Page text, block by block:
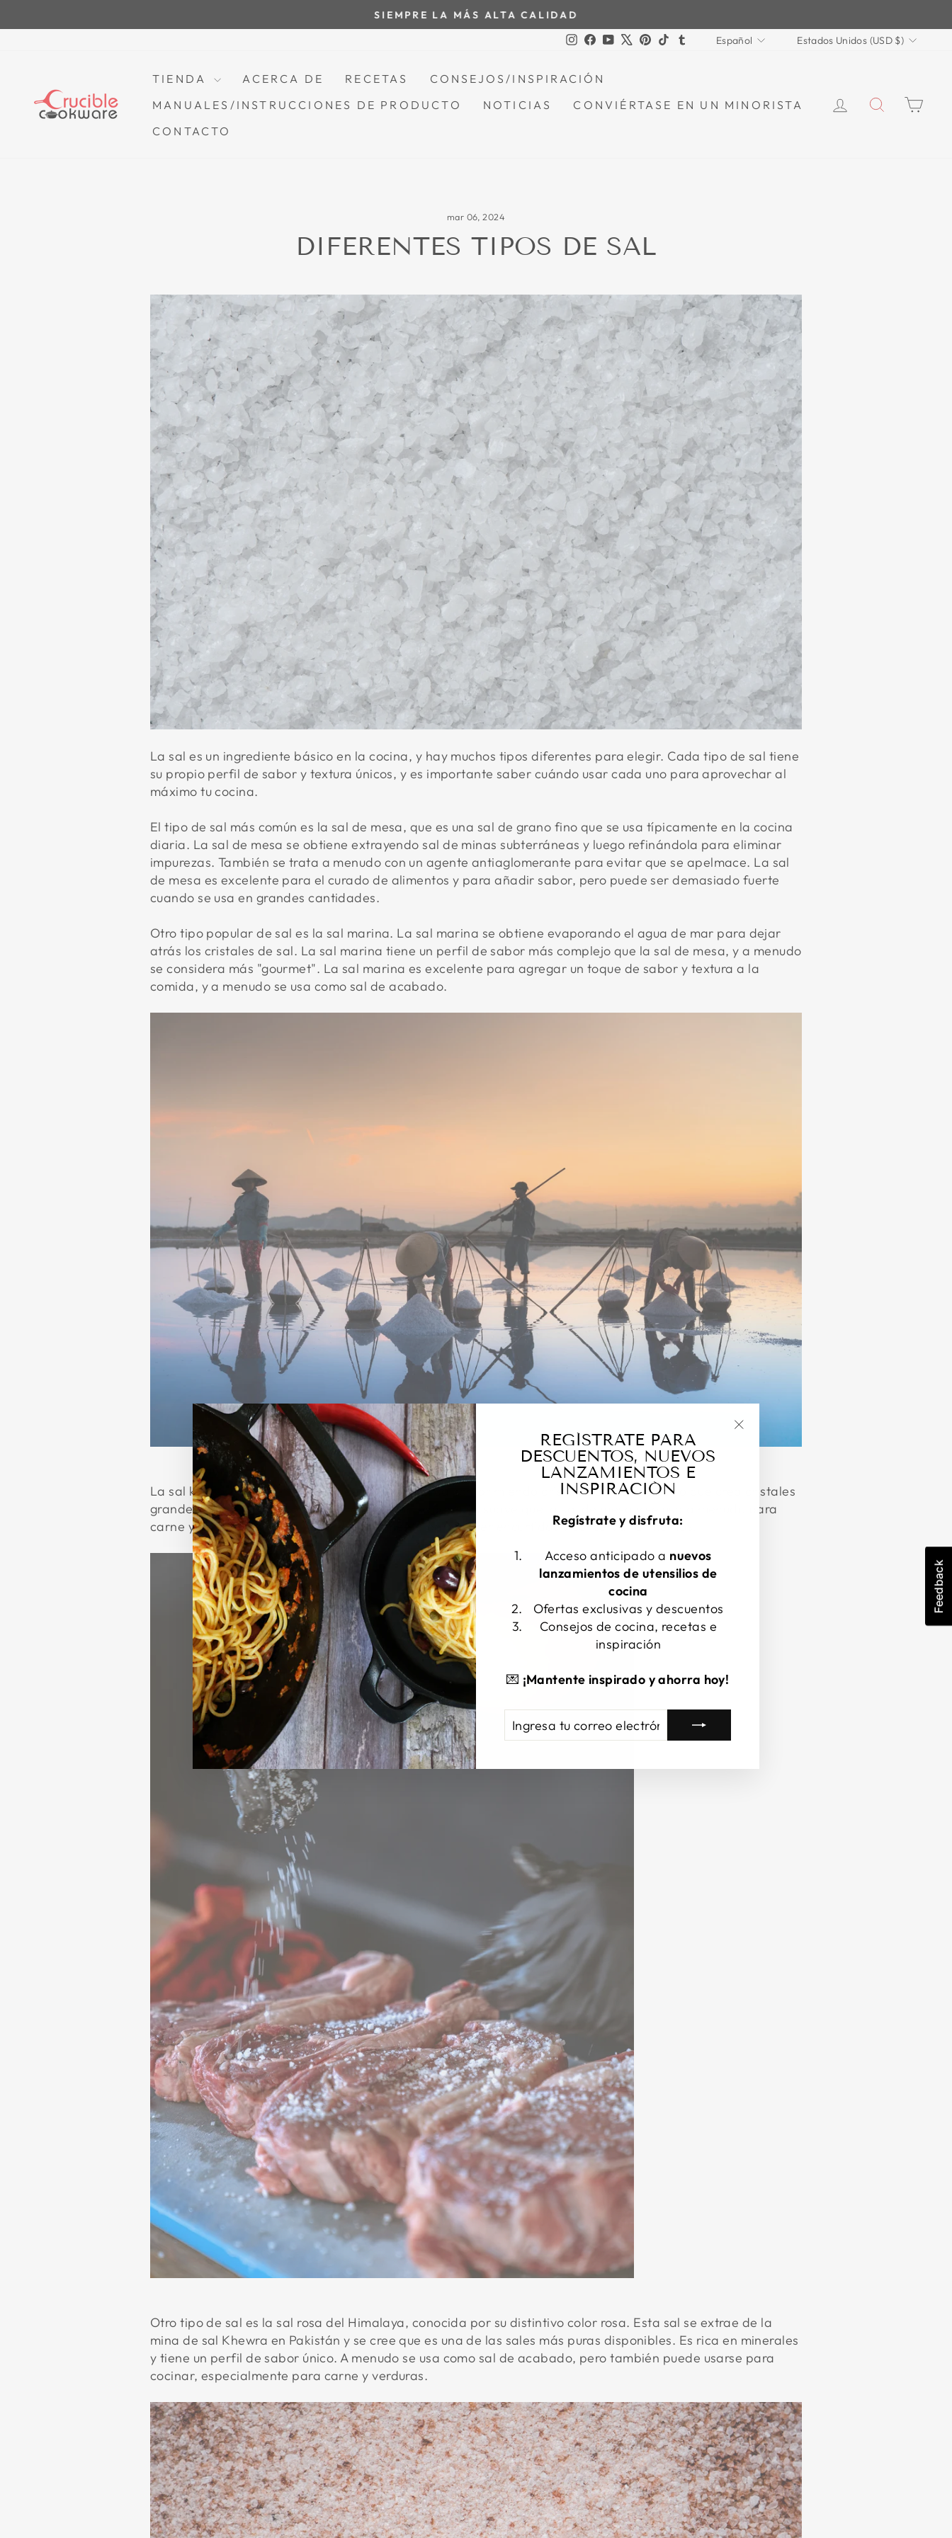
al
Pausar
diapositivas
SIEMPRE LA MÁS ALTA CALIDAD
Instagram
Facebook
YouTube
X Pinterest
TikTokTumblrIDIOMA
Español MONEDA
Estados Unidos (USD $)
TIENDA ACERCA DE RECETAS
CONSEJOS/INSPIRACIÓN
MANUALES/INSTRUCCIONES DE PRODUCTO
NOTICIAS
CONVIÉRTASE EN UN MINORISTA
CONTACTO
INICIARBUSCAR
mar 06, 2024
DIFERENTES TIPOS DE SAL
La sal es un ingrediente básico en la cocina, y hay muchos tipos diferentes para elegir. Cada tipo de sal tiene
su propio perfil de sabor y textura únicos, y es importante saber cuándo usar cada uno para aprovechar al
máximo tu cocina.
El tipo de sal más común es la sal de mesa, que es una sal de grano fino que se usa típicamente en la cocina
diaria. La sal de mesa se obtiene extrayendo sal de minas subterráneas y luego refinándola para eliminar
impurezas. También se trata a menudo con un agente antiaglomerante para evitar que se apelmace. La sal
de mesa es excelente para el curado de alimentos y para añadir sabor, pero puede ser demasiado fuerte
cuando se usa en grandes cantidades.
Otro tipo popular de sal es la sal marina. La sal marina se obtiene evaporando el agua de mar para dejar
atrás los cristales de sal. La sal marina tiene un perfil de sabor más complejo que la sal de mesa, y a menudo
se considera más "gourmet". La sal marina es excelente para agregar un toque de sabor y textura a la
comida, y a menudo se usa como sal de acabado.
La sal kosher es otro tipo común de sal. Se fabrica comprimiendo cristales de sal juntos, lo que crea cristales
grandes y escamosos. La sal kosher tiene un sabor más suave que la sal de mesa y se usa a menudo para
carne y aves. También se usa frecuentemente para hacer encurtidos y conservar alimentos.
Otro tipo de sal es la sal rosa del Himalaya, conocida por su distintivo color rosa. Esta sal se extrae de la
mina de sal Khewra en Pakistán y se cree que es una de las sales más puras disponibles. Es rica en minerales
y tiene un perfil de sabor único. A menudo se usa como sal de acabado, pero también puede usarse para
cocinar, especialmente para carne y verduras.
REGÍSTRATE PARA
DESCUENTOS, NUEVOS
LANZAMIENTOS E
INSPIRACIÓN
Regístrate y disfruta:
Acceso anticipado a nuevos
lanzamientos de utensilios de
cocina
Ofertas exclusivas y descuentos
Consejos de cocina, recetas e
inspiración
💌 ¡Mantente inspirado y ahorra hoy!
TU
CORREO
"Cerrar
Feedback